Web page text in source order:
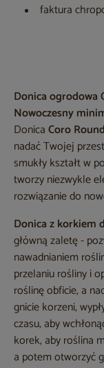
faktura
Donica ogrodowa
Nowoczesny
DonicaCoro
nadać Twojej
smukły kształt w
tworzy niezwykle
rozwiązanie do
Donica z korkiem
główną zaletę -
nawadnianiem
przelaniu rośliny i
roślinę obficie, a
gnicie korzeni,
czasu, aby
korek, aby roślina
a potem otworzyć